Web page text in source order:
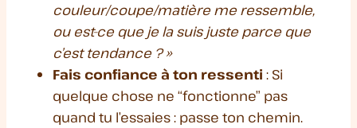
couleur/coupe/matière me ressemble,
ou est-ce que je la suis juste parce que
c’est tendance ? »
Fais confiance à ton ressenti : Si
quelque chose ne “fonctionne” pas
quand tu l’essaies : passe ton chemin.